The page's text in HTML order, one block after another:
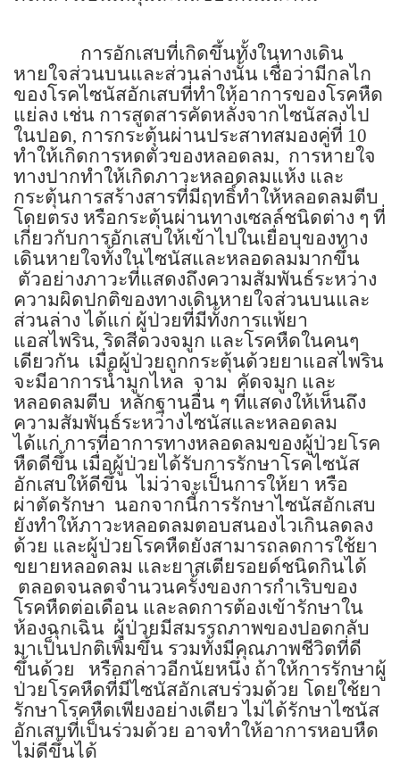
การอักเสบที่เกิดขึ้นทั้งในทางเดิน
หายใจส่วนบนและส่วนล่างนั้น เชื่อว่ามีกลไก
ของโรคไซนัสอักเสบที่ทำให้อาการของโรคหืด
แย่ลง เช่น การสูดสารคัดหลั่งจากไซนัสลงไป
ในปอด, การกระตุ้นผ่านประสาทสมองคู่ที่ 10
ทำให้เกิดการหดตัวของหลอดลม, การหายใจ
ทางปากทำให้เกิดภาวะหลอดลมแห้ง และ
กระตุ้นการสร้างสารที่มีฤทธิ์ทำให้หลอดลมตีบ
โดยตรง หรือกระตุ้นผ่านทางเซลล์ชนิดต่าง ๆ ที่
เกี่ยวกับการอักเสบให้เข้าไปในเยื่อบุของทาง
เดินหายใจทั้งในไซนัสและหลอดลมมากขึ้น
ตัวอย่างภาวะที่แสดงถึงความสัมพันธ์ระหว่าง
ความผิดปกติของทางเดินหายใจส่วนบนและ
ส่วนล่าง ได้แก่ ผู้ป่วยที่มีทั้งการแพ้ยา
แอสไพริน, ริดสีดวงจมูก และโรคหืดในคนๆ
เดียวกัน เมื่อผู้ป่วยถูกกระตุ้นด้วยยาแอสไพริน
จะมีอาการน้ำมูกไหล จาม คัดจมูก และ
หลอดลมตีบ หลักฐานอื่น ๆ ที่แสดงให้เห็นถึง
ความสัมพันธ์ระหว่างไซนัสและหลอดลม
ได้แก่ การที่อาการทางหลอดลมของผู้ป่วยโรค
หืดดีขึ้น เมื่อผู้ป่วยได้รับการรักษาโรคไซนัส
อักเสบให้ดีขึ้น ไม่ว่าจะเป็นการให้ยา หรือ
ผ่าตัดรักษา นอกจากนี้การรักษาไซนัสอักเสบ
ยังทำให้ภาวะหลอดลมตอบสนองไวเกินลดลง
ด้วย และผู้ป่วยโรคหืดยังสามารถลดการใช้ยา
ขยายหลอดลม และยาสเตียรอยด์ชนิดกินได้
ตลอดจนลดจำนวนครั้งของการกำเริบของ
โรคหืดต่อเดือน และลดการต้องเข้ารักษาใน
ห้องฉุกเฉิน ผู้ป่วยมีสมรรถภาพของปอดกลับ
มาเป็นปกติเพิ่มขึ้น รวมทั้งมีคุณภาพชีวิตที่ดี
ขึ้นด้วย
หรือกล่าวอีกนัยหนึ่ง ถ้าให้การรักษาผู้
ป่วยโรคหืดที่มีไซนัสอักเสบร่วมด้วย โดยใช้ยา
รักษาโรคหืดเพียงอย่างเดียว ไม่ได้รักษาไซนัส
อักเสบที่เป็นร่วมด้วย อาจทำให้อาการหอบหืด
ไม่ดีขึ้นได้